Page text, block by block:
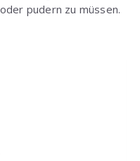
pudern zu müssen.